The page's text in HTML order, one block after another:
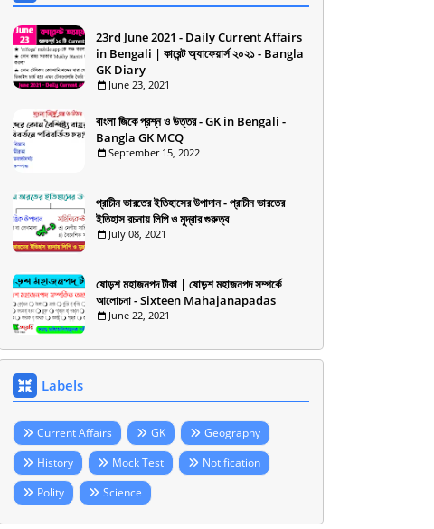
23rd June 2021 - Daily Current Affairs
in Bengali | কারেন্ট অ্যাফেয়ার্স ২০২১ - Bangla
GK Diary
June 23, 2021
বাংলা জিকে প্রশ্ন ও উত্তর - GK in Bengali -
Bangla GK MCQ
September 15, 2022
প্রাচীন ভারতের ইতিহাসের উপাদান - প্রাচীন ভারতের
ইতিহাস রচনায় লিপি ও মুদ্রার গুরুত্ব
July 08, 2021
ষোড়শ মহাজনপদ টীকা | ষোড়শ মহাজনপদ সম্পর্কে
আলোচনা - Sixteen Mahajanapadas
June 22, 2021
Labels
Current Affairs GK
Geography
History
Mock Test
Notification
Polity
Science